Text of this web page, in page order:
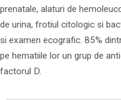
prenatale, alaturi de
de urina, frotiul citologic si
si examen ecografic. 85%
pe hematiile lor un grup de
factorul D.